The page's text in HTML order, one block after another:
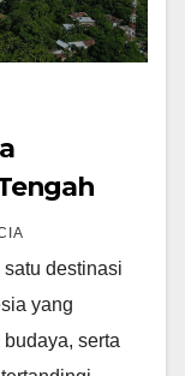
destinasi
yang
serta